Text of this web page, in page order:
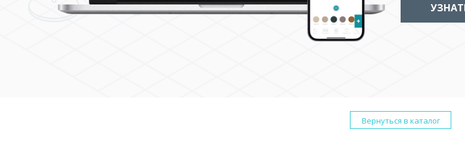
Вернуться в каталог